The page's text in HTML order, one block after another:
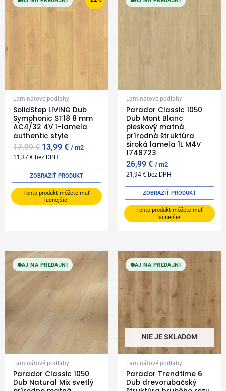
Laminátové podlahy
SolidStep LIVING Dub
Symphonic ST18 8 mm
AC4/32 4V 1-lamela
authentic style
17,99€
was:
17,99 €.
13,99€
is:
13,99 €.
m2
11,37€ bez DPH
Tento produkt môžete mať
lacnejšie!
ZOBRAZIŤ PRODUKT
Laminátové podlahy
Parador Classic 1050
Dub Mont Blanc
pieskový matná
prírodná štruktúra
široká lamela 1L M4V
1748723
26,99€ m2
21,94€ bez DPH
Tento produkt môžete mať
lacnejšie!
ZOBRAZIŤ PRODUKT
AJ NA PREDAJNI
Laminátové podlahy
Parador Classic 1050
Dub Natural Mix svetlý
AJ NA PREDAJNI
NIE JE SKLADOM
Laminátové podlahy
Parador Trendtime 6
Dub drevorubačský